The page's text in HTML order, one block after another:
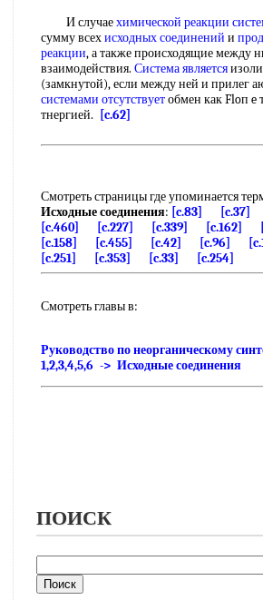
И случаехимической реакции
сумму всехисходных соединений и
реакции, а также происходящие между
взаимодействия. Система является
(замкнутой), если между ней и прилег
системами отсутствуетобмен как Floп e
тнергией.
[c.62]
Смотреть страницы где упоминается
Исходные соединения: [c.83] [c.37]
[c.460]
[c.227] [c.339] [c.162]
[c.158]
[c.455] [c.42] [c.96]
[c.251]
[c.353] [c.33] [c.254]
Смотреть главы в:
Руководство по неорганическому
1,2,3,4,5,6 -> Исходные соединения
ПОИСК